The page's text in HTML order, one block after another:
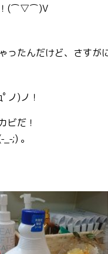
！(⌒▽⌒)V
ったんだけど、さすが
ノ)ノ！
ビだ！
;) 。